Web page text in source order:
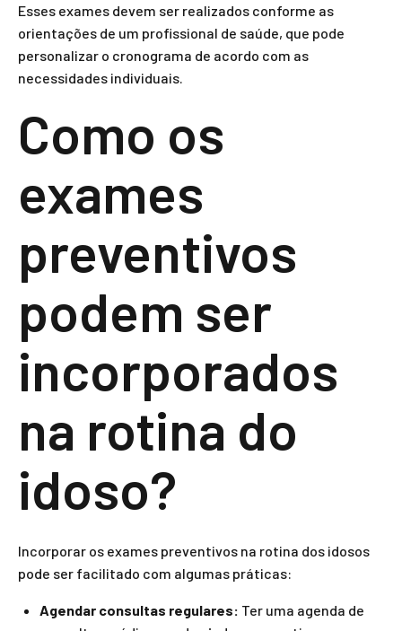
Esses exames devem ser realizados conforme as
orientações de um profissional de saúde, que pode
personalizar o cronograma de acordo com as
necessidades individuais.
Como os
exames
preventivos
podem ser
incorporados
na rotina do
idoso?
Incorporar os exames preventivos na rotina dos idosos
pode ser facilitado com algumas práticas:
Agendar consultas regulares: Ter uma agenda de